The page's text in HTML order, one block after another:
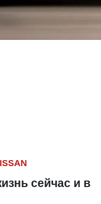
сейчас и в